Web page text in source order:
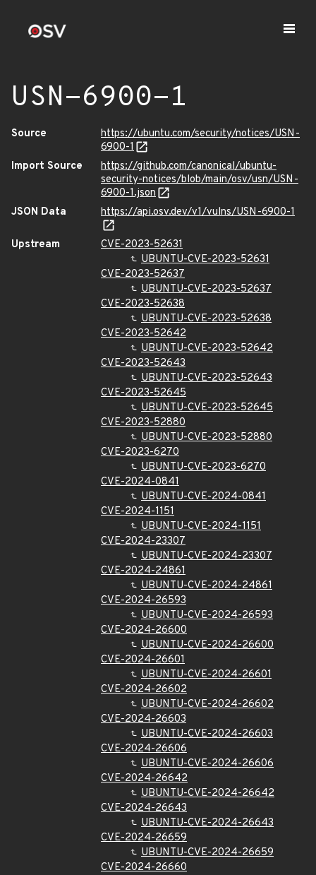
USN-6900-1
Source
https://ubuntu.com/security/notices/USN-
6900-1
Import Source
https://github.com/canonical/ubuntu-
security-notices/blob/main/osv/usn/USN-
6900-1.json
JSON Data
https://api.osv.dev/v1/vulns/USN-6900-1
Upstream
CVE-2023-52631
UBUNTU-CVE-2023-52631
CVE-2023-52637
UBUNTU-CVE-2023-52637
CVE-2023-52638
UBUNTU-CVE-2023-52638
CVE-2023-52642
UBUNTU-CVE-2023-52642
CVE-2023-52643
UBUNTU-CVE-2023-52643
CVE-2023-52645
UBUNTU-CVE-2023-52645
CVE-2023-52880
UBUNTU-CVE-2023-52880
CVE-2023-6270
UBUNTU-CVE-2023-6270
CVE-2024-0841
UBUNTU-CVE-2024-0841
CVE-2024-1151
UBUNTU-CVE-2024-1151
CVE-2024-23307
UBUNTU-CVE-2024-23307
CVE-2024-24861
UBUNTU-CVE-2024-24861
CVE-2024-26593
UBUNTU-CVE-2024-26593
CVE-2024-26600
UBUNTU-CVE-2024-26600
CVE-2024-26601
UBUNTU-CVE-2024-26601
CVE-2024-26602
UBUNTU-CVE-2024-26602
CVE-2024-26603
UBUNTU-CVE-2024-26603
CVE-2024-26606
UBUNTU-CVE-2024-26606
CVE-2024-26642
UBUNTU-CVE-2024-26642
CVE-2024-26643
UBUNTU-CVE-2024-26643
CVE-2024-26659
UBUNTU-CVE-2024-26659
CVE-2024-26660